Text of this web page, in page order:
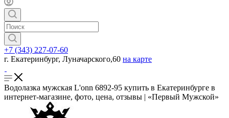
+7 (343) 227-07-60
г. Екатеринбург, Луначарского,60 на карте
Водолазка мужская L'onn 6892-95 купить в Екатеринбурге в
интернет-магазине, фото, цена, отзывы | «Первый Мужской»